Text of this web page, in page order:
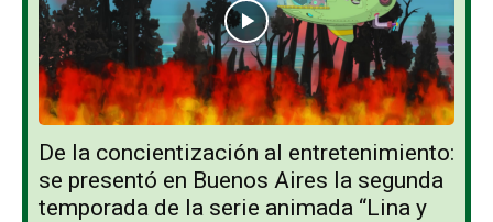
De la concientización al entretenimiento:
se presentó en Buenos Aires la segunda
temporada de la serie animada “Lina y